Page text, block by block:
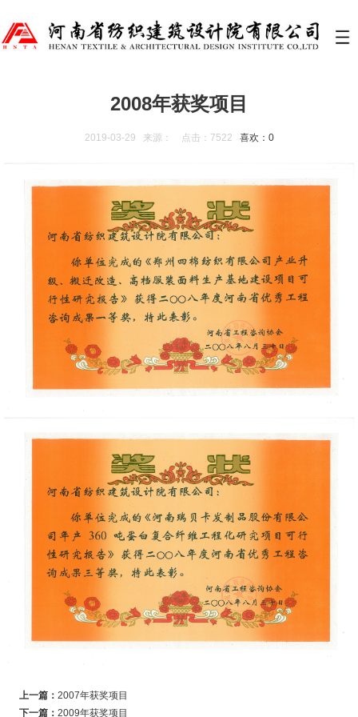
2008年获奖项目
2019-03-29 来源： 点击：7522 喜欢： 0
上一篇：2007年获奖项目
下一篇：2009年获奖项目